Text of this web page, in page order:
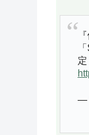
定
—